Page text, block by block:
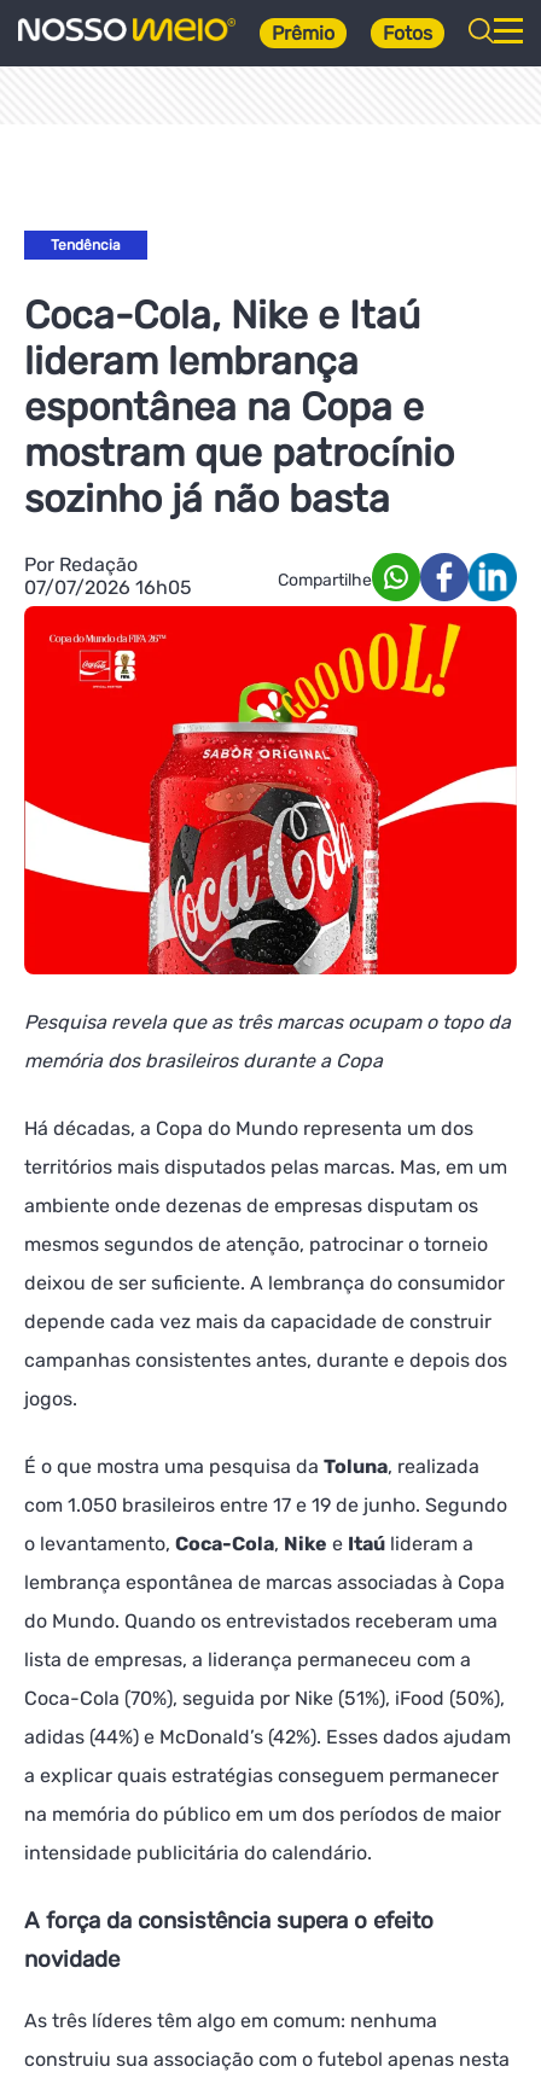
Prêmio Fotos
Tendência
Coca-Cola, Nike e Itaú
lideram lembrança
espontânea na Copa e
mostram que patrocínio
sozinho já não basta
Por Redação
07/07/2026 16h05
Compartilhe
Pesquisa revela que as três marcas ocupam o topo da
memória dos brasileiros durante a Copa
Há décadas, a Copa do Mundo representa um dos
territórios mais disputados pelas marcas. Mas, em um
ambiente onde dezenas de empresas disputam os
mesmos segundos de atenção, patrocinar o torneio
deixou de ser suficiente. A lembrança do consumidor
depende cada vez mais da capacidade de construir
campanhas consistentes antes, durante e depois dos
jogos.
É o que mostra uma pesquisa da Toluna, realizada
com 1.050 brasileiros entre 17 e 19 de junho. Segundo
o levantamento, Coca-Cola, Nike e Itaú lideram a
lembrança espontânea de marcas associadas à Copa
do Mundo. Quando os entrevistados receberam uma
lista de empresas, a liderança permaneceu com a
Coca-Cola (70%), seguida por Nike (51%), iFood (50%),
adidas (44%) e McDonald’s (42%). Esses dados ajudam
a explicar quais estratégias conseguem permanecer
na memória do público em um dos períodos de maior
intensidade publicitária do calendário.
A força da consistência supera o efeito
novidade
As três líderes têm algo em comum: nenhuma
construiu sua associação com o futebol apenas nesta